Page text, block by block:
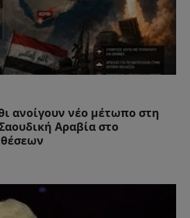
ανοίγουν νέο μέτωπο στη
Αραβία στο